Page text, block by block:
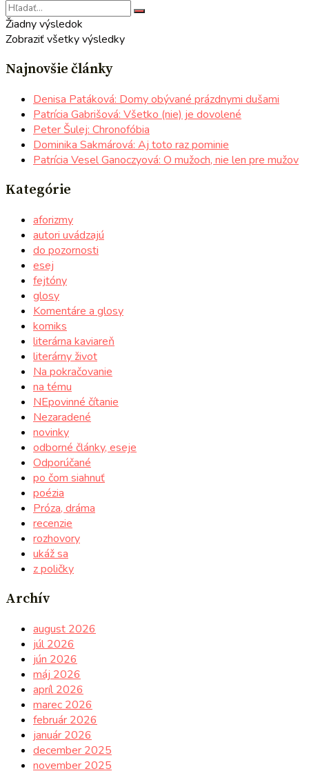
Žiadny výsledok
Zobraziť všetky výsledky
Najnovšie články
Denisa Patáková: Domy obývané prázdnymi dušami
Patrícia Gabrišová: Všetko (nie) je dovolené
Peter Šulej: Chronofóbia
Dominika Sakmárová: Aj toto raz pominie
Patrícia Vesel Ganoczyová: O mužoch, nie len pre mužov
Kategórie
aforizmy
autori uvádzajú
do pozornosti
esej
fejtóny
glosy
Komentáre a glosy
komiks
literárna kaviareň
literárny život
Na pokračovanie
na tému
NEpovinné čítanie
Nezaradené
novinky
odborné články, eseje
Odporúčané
po čom siahnuť
poézia
Próza, dráma
recenzie
rozhovory
ukáž sa
z poličky
Archív
august 2026
júl 2026
jún 2026
máj 2026
apríl 2026
marec 2026
február 2026
január 2026
december 2025
november 2025